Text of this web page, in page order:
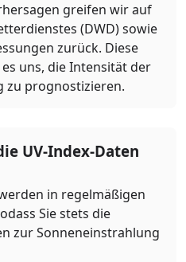
greifen wir auf
(DWD) sowie
zurück. Diese
uns, die Intensität der
zu prognostizieren.
UV-Index-Daten
in regelmäßigen
Sie stets die
zur Sonneneinstrahlung